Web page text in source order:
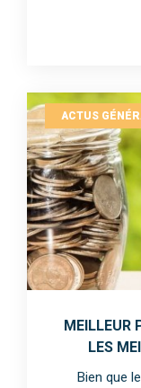
ACTUS
MEILLEUR
LES
Bien que